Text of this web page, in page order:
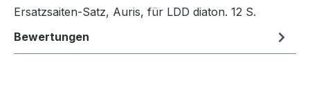
Ersatzsaiten-Satz, Auris, für LDD diaton. 12 S.
Bewertungen